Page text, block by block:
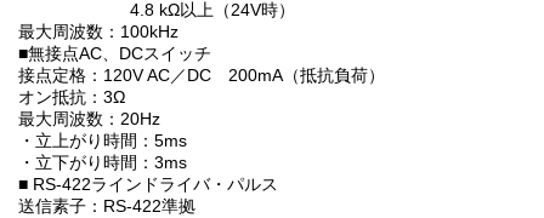
4.8 kΩ以上（24V時）
最大周波数：100kHz
■無接点AC、DCスイッチ
接点定格：120V AC／DC 200mA（抵抗負荷）
オン抵抗：3Ω
最大周波数：20Hz
・立上がり時間：5ms
・立下がり時間：3ms
■ RS-422ラインドライバ・パルス
送信素子：RS-422準拠